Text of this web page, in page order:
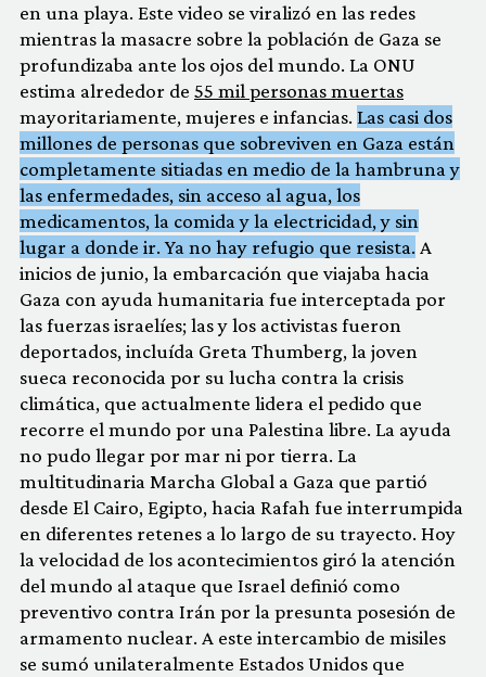
en una playa. Este video se viralizó en las redes
mientras la masacre sobre la población de Gaza se
profundizaba ante los ojos del mundo. La ONU
estima alrededor de 55 mil personas muertas
mayoritariamente, mujeres e infancias. Las casi dos
millones de personas que sobreviven en Gaza están
completamente sitiadas en medio de la hambruna y
las enfermedades, sin acceso al agua, los
medicamentos, la comida y la electricidad, y sin
lugar a donde ir. Ya no hay refugio que resista. A
inicios de junio, la embarcación que viajaba hacia
Gaza con ayuda humanitaria fue interceptada por
las fuerzas israelíes; las y los activistas fueron
deportados, incluída Greta Thumberg, la joven
sueca reconocida por su lucha contra la crisis
climática, que actualmente lidera el pedido que
recorre el mundo por una Palestina libre. La ayuda
no pudo llegar por mar ni por tierra. La
multitudinaria Marcha Global a Gaza que partió
desde El Cairo, Egipto, hacia Rafah fue interrumpida
en diferentes retenes a lo largo de su trayecto. Hoy
la velocidad de los acontecimientos giró la atención
del mundo al ataque que Israel definió como
preventivo contra Irán por la presunta posesión de
armamento nuclear. A este intercambio de misiles
se sumó unilateralmente Estados Unidos que